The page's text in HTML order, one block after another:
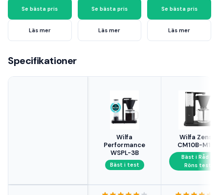
Se bästa pris
Läs mer
Se bästa pris
Läs mer
Se bästa pris
Läs mer
Specifikationer
Wilfa
Performance
WSPL-3B
Bäst i test
Wilfa Zense
CM10B-M125
Bäst i Råd &
Röns test